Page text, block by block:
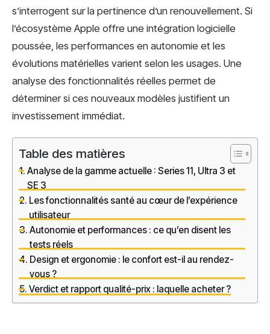
s’interrogent sur la pertinence d’un renouvellement. Si
l’écosystème Apple offre une intégration logicielle
poussée, les performances en autonomie et les
évolutions matérielles varient selon les usages. Une
analyse des fonctionnalités réelles permet de
déterminer si ces nouveaux modèles justifient un
investissement immédiat.
Table des matières
Analyse de la gamme actuelle : Series 11, Ultra 3 et
SE 3
Les fonctionnalités santé au cœur de l’expérience
utilisateur
Autonomie et performances : ce qu’en disent les
tests réels
Design et ergonomie : le confort est-il au rendez-
vous ?
Verdict et rapport qualité-prix : laquelle acheter ?